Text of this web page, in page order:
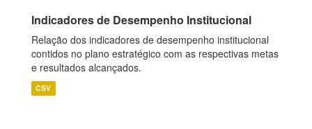
Indicadores de Desempenho Institucional
Relação dos indicadores de desempenho institucional
contidos no plano estratégico com as respectivas metas
e resultados alcançados.
CSV